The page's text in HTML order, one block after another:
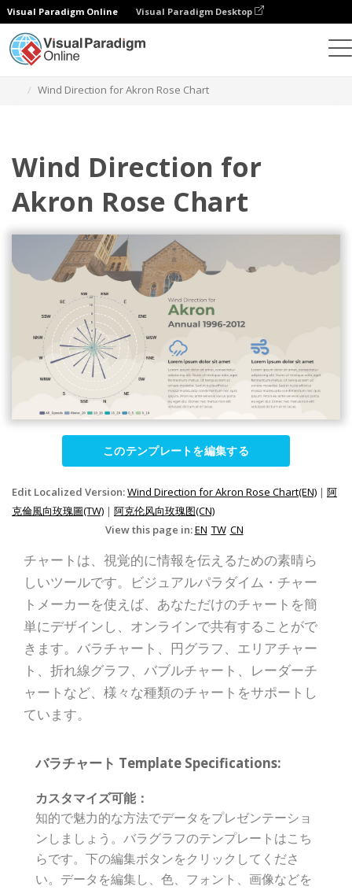
Visual Paradigm Online Visual Paradigm Desktop
Wind Direction for Akron Rose Chart
Wind Direction for
Akron Rose Chart
このテンプレートを編集する
Edit Localized Version:Wind Direction for Akron Rose Chart(EN) | 阿
克倫風向玫瑰圖(TW) | 阿克伦风向玫瑰图(CN)
View this page in:EN TW CN
チャートは、視覚的に情報を伝えるための素晴ら
しいツールです。ビジュアルパラダイム・チャー
トメーカーを使えば、あなただけのチャートを簡
単にデザインし、オンラインで共有することがで
きます。バラチャート、円グラフ、エリアチャー
ト、折れ線グラフ、バブルチャート、レーダーチ
ャートなど、様々な種類のチャートをサポートし
ています。
バラチャート Template Specifications:
カスタマイズ可能：
知的で魅力的な方法でデータをプレゼンテーショ
ンしましょう。バラグラフのテンプレートはこち
らです。下の編集ボタンをクリックしてくださ
い。データを編集し、色、フォント、画像などを